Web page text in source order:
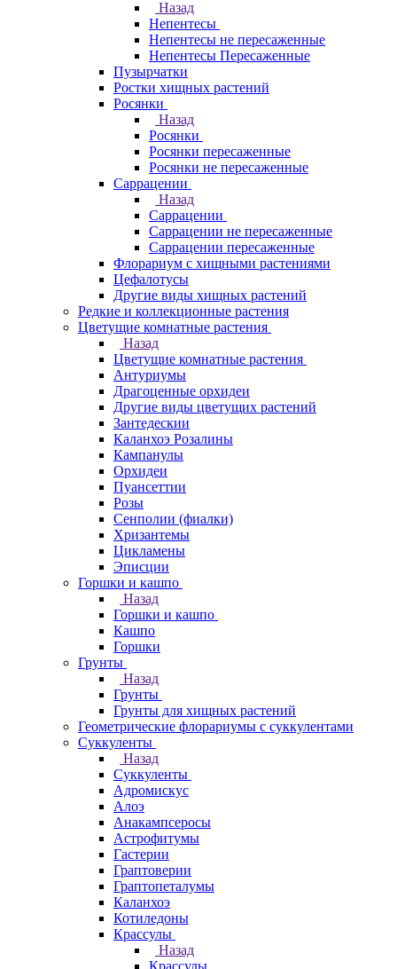
Назад
Непентесы
Непентесы не пересаженные
Непентесы Пересаженные
Пузырчатки
Ростки хищных растений
Росянки
Назад
Росянки
Росянки пересаженные
Росянки не пересаженные
Саррацении
Назад
Саррацении
Саррацении не пересаженные
Саррацении пересаженные
Флорариум с хищными растениями
Цефалотусы
Другие виды хищных растений
Редкие и коллекционные растения
Цветущие комнатные растения
Назад
Цветущие комнатные растения
Антуриумы
Драгоценные орхидеи
Другие виды цветущих растений
Зантедескии
Каланхоэ Розалины
Кампанулы
Орхидеи
Пуансеттии
Розы
Сенполии (фиалки)
Хризантемы
Цикламены
Эписции
Горшки и кашпо
Назад
Горшки и кашпо
Кашпо
Горшки
Грунты
Назад
Грунты
Грунты для хищных растений
Геометрические флорариумы с суккулентами
Суккуленты
Назад
Суккуленты
Адромискус
Алоэ
Анакампсеросы
Астрофитумы
Гастерии
Граптоверии
Граптопеталумы
Каланхоэ
Котиледоны
Крассулы
Назад
Крассулы